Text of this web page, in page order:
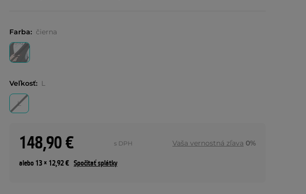
Farba: čierna
Veľkosť: L
L
148,90 € s DPH Vaša vernostná zľava 0%
alebo 13 × 12,92 € Spočítať splátky